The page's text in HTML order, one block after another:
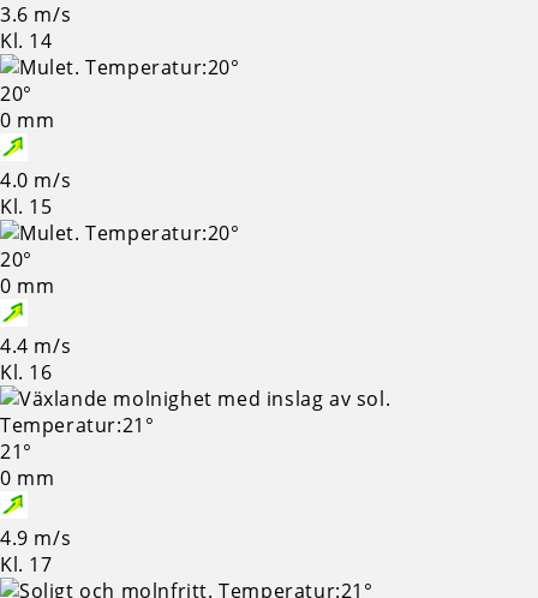
3.6 m/s
Kl. 14
20°
0 mm
4.0 m/s
Kl. 15
20°
0 mm
4.4 m/s
Kl. 16
21°
0 mm
4.9 m/s
Kl. 17